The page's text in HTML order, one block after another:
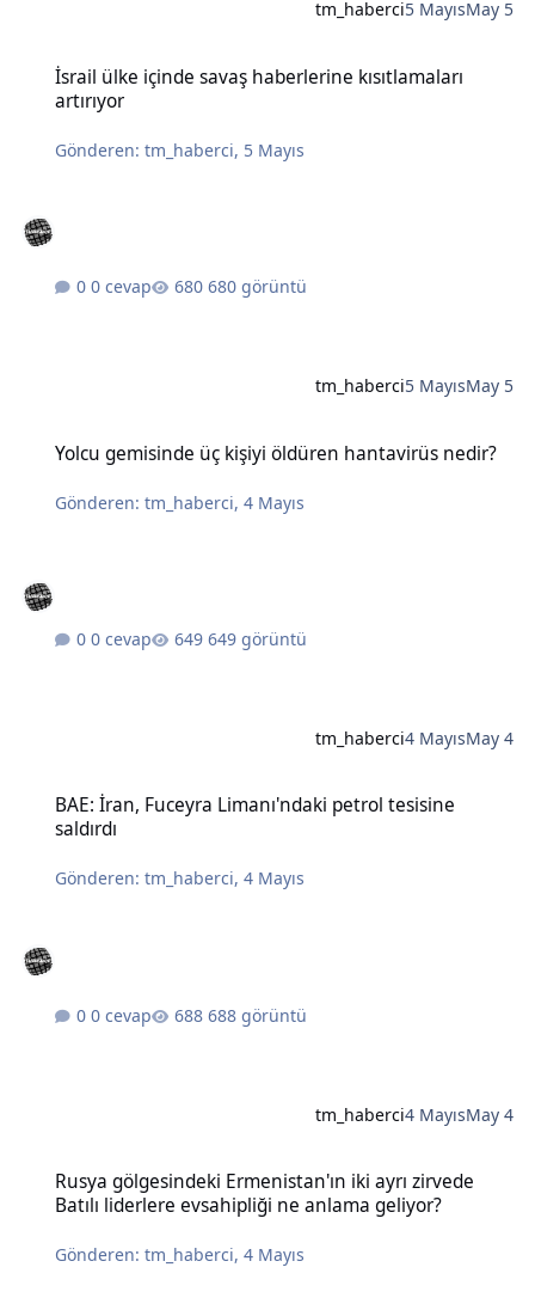
tm_haberci5 MayısMay 5
İsrail ülke içinde savaş haberlerine kısıtlamaları
artırıyor
Gönderen:tm_haberci, 5 Mayıs
0 cevap 680 görüntü
tm_haberci5 MayısMay 5
Yolcu gemisinde üç kişiyi öldüren hantavirüs nedir?
Gönderen:tm_haberci,4 Mayıs
0 cevap 649 görüntü
tm_haberci4 MayısMay 4
BAE: İran, Fuceyra Limanı'ndaki petrol tesisine
saldırdı
Gönderen:tm_haberci,4 Mayıs
0 cevap 688 görüntü
tm_haberci4 MayısMay 4
Rusya gölgesindeki Ermenistan'ın iki ayrı zirvede
Batılı liderlere evsahipliği ne anlama geliyor?
Gönderen:tm_haberci,4 Mayıs